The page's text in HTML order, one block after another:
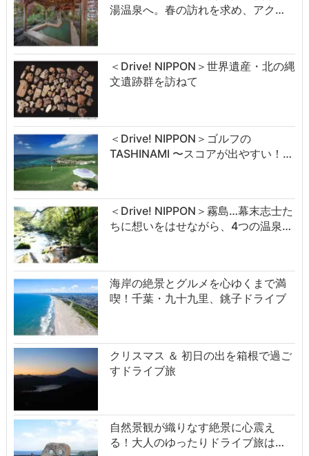
湯温泉へ。春の訪れを求め、アク…
＜Drive! NIPPON＞世界遺産・北の縄
文遺跡群を訪ねて
＜Drive! NIPPON＞ゴルフの
TASHINAMI 〜スコアが出やすい！…
＜Drive! NIPPON＞霧島…幕末志士た
ちに想いをはせながら、4つの温泉…
海岸の絶景とグルメを心ゆくまで満
喫！千葉・九十九里、銚子ドライブ
クリスマス ＆ 初日の出を箱根で過ご
すドライブ旅
自然景観が織りなす絶景に心震え
る！大人のゆったりドライブ旅は…